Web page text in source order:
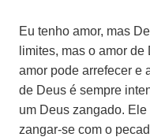
Eu tenho amor, mas
limites, mas o amor
amor pode arrefecer e
de Deus é sempre
um Deus zangado.
zangar-se com o